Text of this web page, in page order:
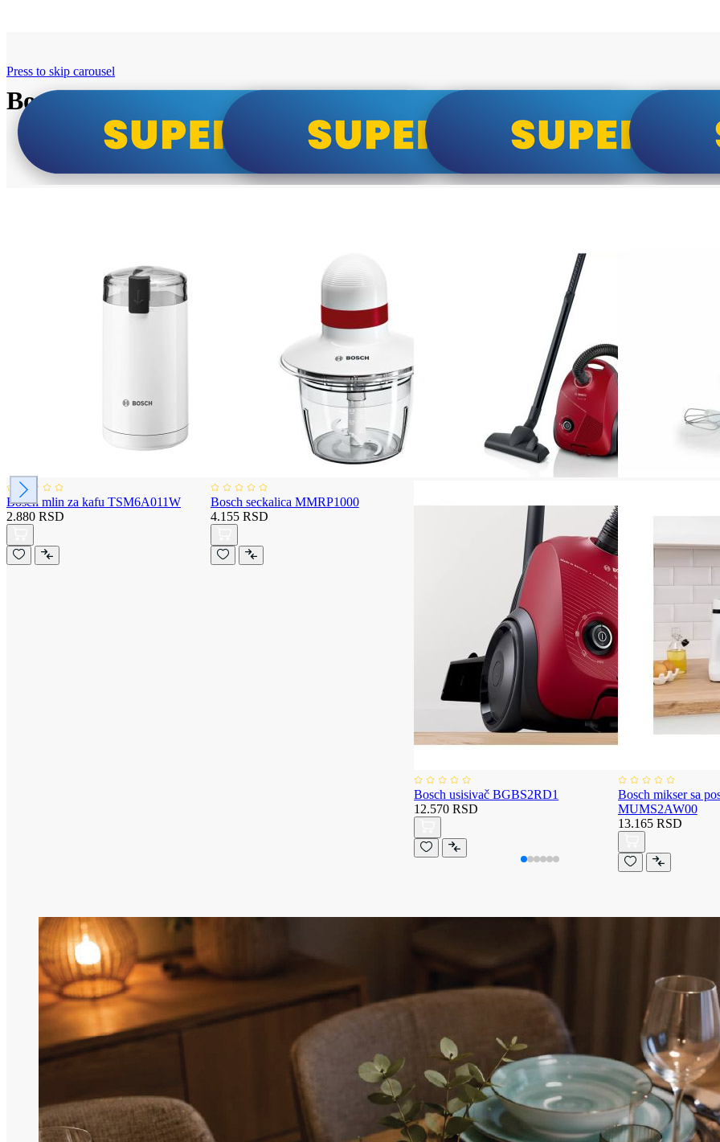
Bosch super cene
Press to skip carousel
Bosch mlin za kafu TSM6A011W
2.880 RSD
Bosch seckalica MMRP1000
4.155 RSD
Bosch usisivač BGBS2RD1
12.570 RSD
Bosch mikser sa
MUMS2AW00
13.165 RSD